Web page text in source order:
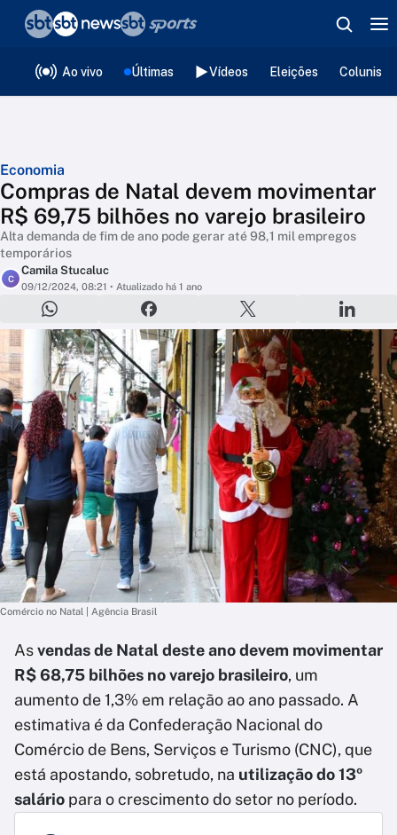
Ao vivo Últimas Vídeos Eleições
Economia
Compras de Natal devem movimentar
R$ 69,75 bilhões no varejo brasileiro
Alta demanda de fim de ano pode gerar até 98,1 mil empregos
temporários
C
Camila Stucaluc
09/12/2024, 08:21 • Atualizado há 1 ano
Comércio no Natal | Agência Brasil
Asvendas de Natal deste ano devem movimentar
R$ 68,75 bilhões no varejo brasileiro, um
aumento de 1,3% em relação ao ano passado. A
estimativa é da Confederação Nacional do
Comércio de Bens, Serviços e Turismo (CNC), que
está apostando, sobretudo, na utilização do 13º
salário para o crescimento do setor no período.
❮voltar
Editorias